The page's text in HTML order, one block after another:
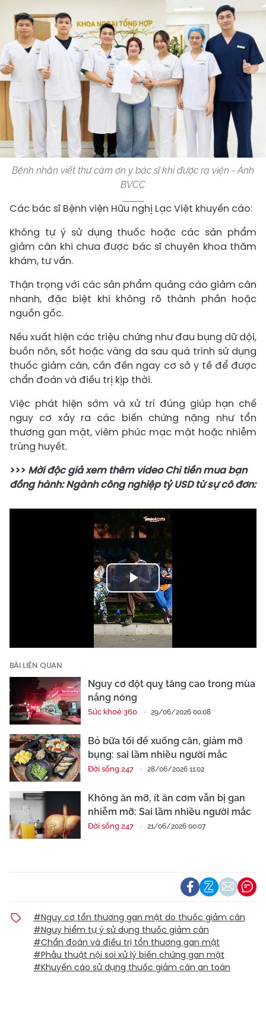
Bệnh nhân viết thư cảm ơn y bác sĩ khi được ra viện - Ảnh
BVCC
Các bác sĩ Bệnh viện Hữu nghị Lạc Việt khuyến cáo:
Không tự ý sử dụng thuốc hoặc các sản phẩm
giảm cân khi chưa được bác sĩ chuyên khoa thăm
khám, tư vấn.
Thận trọng với các sản phẩm quảng cáo giảm cân
nhanh, đặc biệt khi không rõ thành phần hoặc
nguồn gốc.
Nếu xuất hiện các triệu chứng như đau bụng dữ dội,
buồn nôn, sốt hoặc vàng da sau quá trình sử dụng
thuốc giảm cân, cần đến ngay cơ sở y tế để được
chẩn đoán và điều trị kịp thời.
Việc phát hiện sớm và xử trí đúng giúp hạn chế
nguy cơ xảy ra các biến chứng nặng như tổn
thương gan mật, viêm phúc mạc mật hoặc nhiễm
trùng huyết.
>>> Mời độc giả xem thêm video Chi tiền mua bạn
đồng hành: Ngành công nghiệp tỷ USD từ sự cô đơn:
Play
Video
BÀI LIÊN QUAN
Nguy cơ đột quỵ tăng cao trong mùa
nắng nóng
Sức khoẻ 360 29/06/2026 00:08
Bỏ bữa tối để xuống cân, giảm mỡ
bụng: sai lầm nhiều người mắc
Đời sống 247 28/06/2026 11:02
Không ăn mỡ, ít ăn cơm vẫn bị gan
nhiễm mỡ: Sai lầm nhiều người mắc
Đời sống 247 21/06/2026 00:07
#Nguy cơ tổn thương gan mật do thuốc giảm cân
#Nguy hiểm tự ý sử dụng thuốc giảm cân
#Chẩn đoán và điều trị tổn thương gan mật
#Phẫu thuật nội soi xử lý biến chứng gan mật
#Khuyến cáo sử dụng thuốc giảm cân an toàn